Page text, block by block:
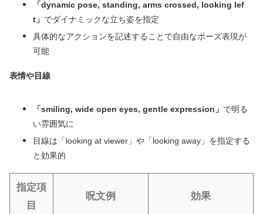
「dynamic pose, standing, arms crossed, looking lef
t」 でダイナミックな立ち姿を指定
具体的なアクションを記述することで自由なポーズ表現が
可能
表情や目線
「smiling, wide open eyes, gentle expression」 で明る
い雰囲気に
目線は「looking at viewer」や「looking away」を指定する
と効果的
指定項
目
呪文例 効果